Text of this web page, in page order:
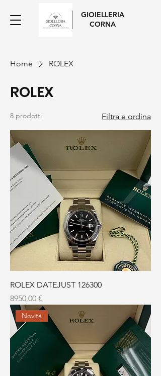
GIOIELLERIA
CORNA
Home ROLEX
ROLEX
8 prodotti Filtra e ordina
ROLEX DATEJUST 126300
Prezzo
8950,00 €
Novità